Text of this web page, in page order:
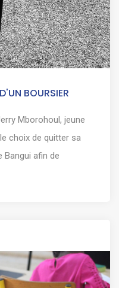
BOURSIER
Mborohoul, jeune
choix de quitter sa
Bangui afin de